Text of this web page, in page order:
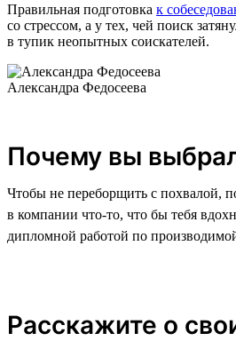
Правильная подготовка к
со стрессом, а у тех, чей поиск
в тупик неопытных соискателей.
Александра Федосеева
Почему вы
Чтобы не переборщить с похвалой,
в компании что-то, что бы тебя
дипломной работой по
Расскажите о